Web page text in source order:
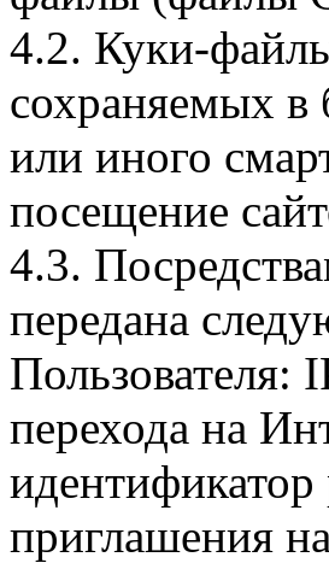
4.2. Куки-
сохраняемых в
или иного
посещение
4.3.
передана
Пользователя:
перехода на
приглашения